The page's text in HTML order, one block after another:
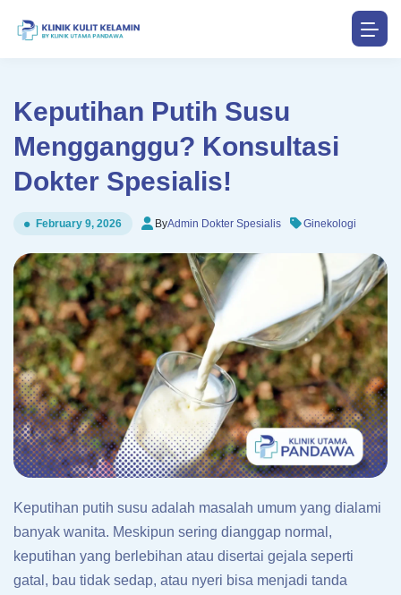
Keputihan Putih Susu
Mengganggu? Konsultasi
Dokter Spesialis!
February 9, 2026 ByAdmin Dokter Spesialis Ginekologi
Keputihan putih susu adalah masalah umum yang dialami
banyak wanita. Meskipun sering dianggap normal,
keputihan yang berlebihan atau disertai gejala seperti
gatal, bau tidak sedap, atau nyeri bisa menjadi tanda